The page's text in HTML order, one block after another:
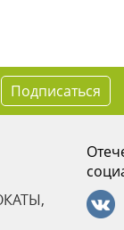
Подписаться